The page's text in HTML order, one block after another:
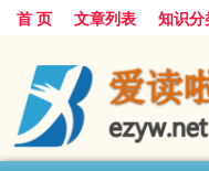
首 页 文章列表 知识分